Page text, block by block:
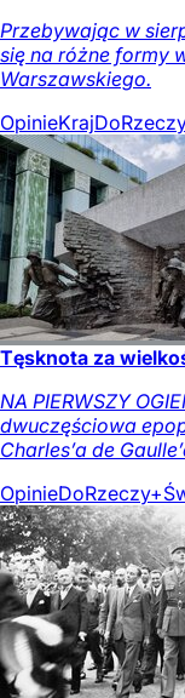
Przebywając w
się na różne formy
Warszawskiego.
OpinieKraj
Tęsknota za
NA PIERWSZY
dwuczęściowa
Charles’a de
OpinieDoRzeczy+